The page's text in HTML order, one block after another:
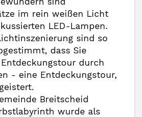
im rein weißen Licht
LED-Lampen.
sind so
dass Sie
durch
- eine Entdeckungstour,
Breitscheid
wurde als